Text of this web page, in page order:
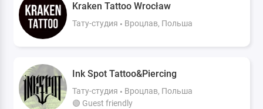
Kraken Tattoo Wrocław
Тату-студия Вроцлав, Польша
Ink Spot Tattoo&Piercing
Тату-студия
Вроцлав, Польша
🟢 Guest friendly